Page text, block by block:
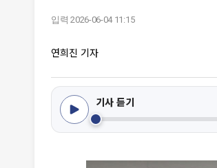
입력 2026-06-04 11:15
연희진 기자
기사 듣기